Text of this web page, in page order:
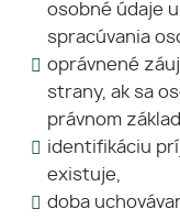
osobné údaje
spracúvania
oprávnené
strany, ak sa
právnom
identifikáciu
existuje,
doba